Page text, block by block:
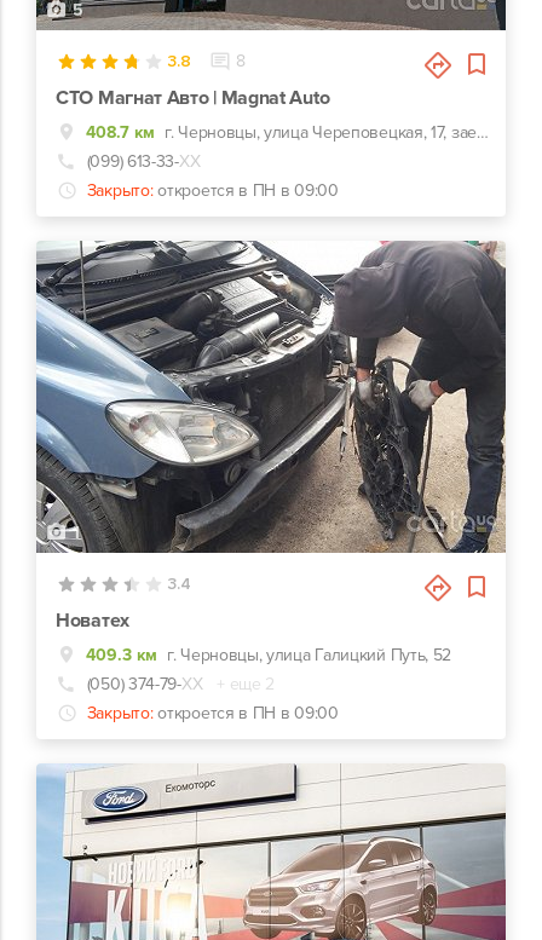
5
3.8 8
СТО Магнат Авто | Magnat Auto
408.7 км
г. Черновцы, улица Череповецкая, 17, заезд с ул. Комунальников
(099) 613-33-ХХ
Закрыто: откроется в ПН в 09:00
1
3.4
Новатех
409.3 км г. Черновцы, улица Галицкий Путь, 52
(050) 374-79-ХХ
+ еще 2
Закрыто: откроется в ПН в 09:00